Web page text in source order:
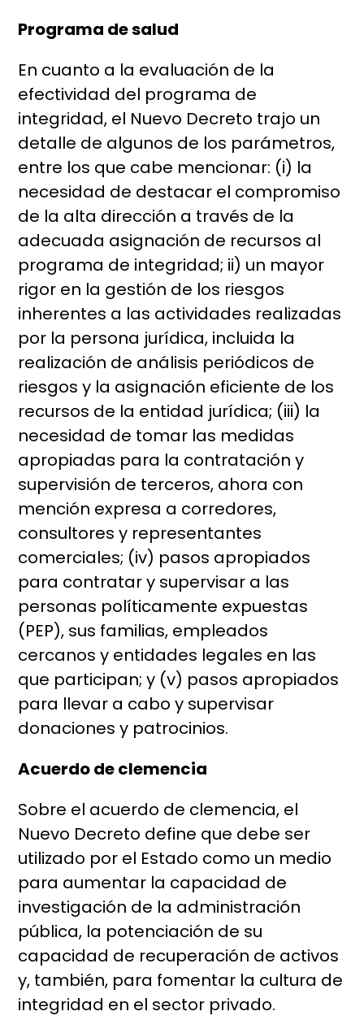
Programa de salud
En cuanto a la evaluación de la
efectividad del programa de
integridad, el Nuevo Decreto trajo un
detalle de algunos de los parámetros,
entre los que cabe mencionar: (i) la
necesidad de destacar el compromiso
de la alta dirección a través de la
adecuada asignación de recursos al
programa de integridad; ii) un mayor
rigor en la gestión de los riesgos
inherentes a las actividades realizadas
por la persona jurídica, incluida la
realización de análisis periódicos de
riesgos y la asignación eficiente de los
recursos de la entidad jurídica; (iii) la
necesidad de tomar las medidas
apropiadas para la contratación y
supervisión de terceros, ahora con
mención expresa a corredores,
consultores y representantes
comerciales; (iv) pasos apropiados
para contratar y supervisar a las
personas políticamente expuestas
(PEP), sus familias, empleados
cercanos y entidades legales en las
que participan; y (v) pasos apropiados
para llevar a cabo y supervisar
donaciones y patrocinios.
Acuerdo de clemencia
Sobre el acuerdo de clemencia, el
Nuevo Decreto define que debe ser
utilizado por el Estado como un medio
para aumentar la capacidad de
investigación de la administración
pública, la potenciación de su
capacidad de recuperación de activos
y, también, para fomentar la cultura de
integridad en el sector privado.